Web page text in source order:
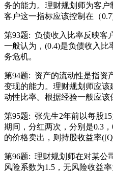
务的能力。理财规划师为客
客户这一指标应该控制在（
第93题: 负债收入比率反映客
一般认为，(0.4)是负债收入
务危机。
第94题: 资产的流动性是指资
变现的能力。理财规划师应
动性比率。根据经验一般应该
第95题: 张先生2年前以每股
期间，分红两次，分别是0.3
的价格卖出，则持股收益率
第96题: 理财规划师在对某公
风险系数为1.5，无风险收益